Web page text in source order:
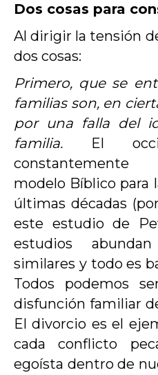
Dos cosas para
Al dirigir la tensión
dos cosas:
Primero, que se
familias son, en
por una falla del
familia. El
constantemente
modelo Bíblico para
últimas décadas
este estudiode
estudios
similares y todo es
Todos podemos
disfunción familiar
El divorcio es el
cada conflicto
egoísta dentro de